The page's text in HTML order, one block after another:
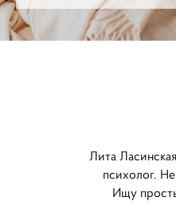
Лита
психолог.
Ищу